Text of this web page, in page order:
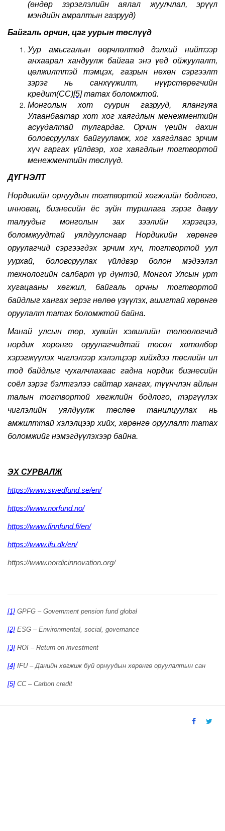
(өндөр зэрэглэлийн аялал жуулчлал, эрүүл
мэндийн амралтын газрууд)
Байгаль орчин, цаг уурын төслүүд
Уур амьсгалын өөрчлөлтөд дэлхий нийтээр
анхаарал хандуулж байгаа энэ үед ойжуулалт,
цөлжилттэй тэмцэх, газрын нөхөн сэргээлт
зэрэг нь санхүүжилт, нүүрстөрөгчийн
кредит(CC)[5] татах боломжтой.
Монголын хот суурин газрууд, ялангуяа
Улаанбаатар хот хог хаягдлын менежментийн
асуудалтай тулгардаг. Орчин үеийн дахин
боловсруулах байгууламж, хог хаягдлаас эрчим
хүч гаргах үйлдвэр, хог хаягдлын тогтвортой
менежментийн төслүүд.
ДҮГНЭЛТ
Нордикийн орнуудын тогтвортой хөгжлийн бодлого,
инновац, бизнесийн ёс зүйн туршлага зэрэг давуу
талуудыг монголын зах зээлийн хэрэгцээ,
боломжуудтай уялдуулснаар Нордикийн хөрөнгө
оруулагчид сэргээгдэх эрчим хүч, тогтвортой уул
уурхай, боловсруулах үйлдвэр болон мэдээлэл
технологийн салбарт үр дүнтэй, Монгол Улсын урт
хугацааны хөгжил, байгаль орчны тогтвортой
байдлыг хангах эерэг нөлөө үзүүлэх, ашигтай хөрөнгө
оруулалт татах боломжтой байна.
Манай улсын төр, хувийн хэвшлийн төлөөлөгчид
нордик хөрөнгө оруулагчидтай төсөл хөтөлбөр
хэрэгжүүлэх чиглэлээр хэлэлцээр хийхдээ төслийн ил
тод байдлыг чухалчлахаас гадна нордик бизнесийн
соёл зэрэг бэлтгэлээ сайтар хангах, түүнчлэн айлын
талын тогтвортой хөгжлийн бодлого, тэргүүлэх
чиглэлийн уялдуулж төслөө танилцуулах нь
амжилттай хэлэлцээр хийх, хөрөнгө оруулалт татах
боломжийг нэмэгдүүлэхээр байна.
ЭХ СУРВАЛЖ
https://www.swedfund.se/en/
https://www.norfund.no/
https://www.finnfund.fi/en/
https://www.ifu.dk/en/
https://www.nordicinnovation.org/
[1] GPFG – Government pension fund global
[2] ESG – Environmental, social, governance
[3] ROI – Return on investment
[4] IFU – Данийн хөгжиж буй орнуудын хөрөнгө оруулалтын сан
[5] CC – Carbon credit